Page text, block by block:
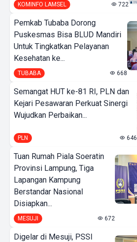
KOMINFO LAMSEL 722
Pemkab Tubaba Dorong
Puskesmas Bisa BLUD Mandiri
Untuk Tingkatkan Pelayanan
Kesehatan ke...
TUBABA 668
Semangat HUT ke-81 RI, PLN dan
Kejari Pesawaran Perkuat Sinergi
Wujudkan Perbaikan...
PLN 646
Tuan Rumah Piala Soeratin
Provinsi Lampung, Tiga
Lapangan Kampung
Berstandar Nasional
Disiapkan...
MESUJI 672
Digelar di Mesuji, PSSI